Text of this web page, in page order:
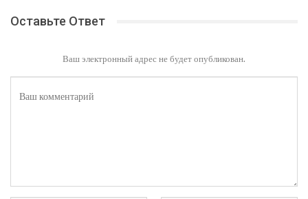
Оставьте Ответ
Ваш электронный адрес не будет опубликован.